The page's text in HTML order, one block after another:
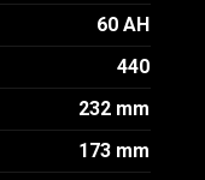
60 AH
440
232 mm
173 mm